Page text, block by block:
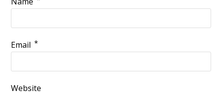
Email *
Website